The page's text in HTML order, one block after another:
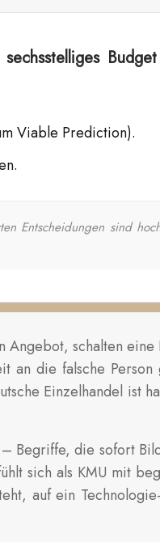
Viable Prediction).
Entscheidungen sind
schalten
an die falsche
Einzelhandel ist
Begriffe, die sofort
sich als KMU mit
auf ein